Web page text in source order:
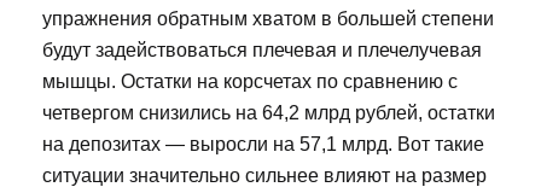
упражнения обратным хватом в большей степени
будут задействоваться плечевая и плечелучевая
мышцы. Остатки на корсчетах по сравнению с
четвергом снизились на 64,2 млрд рублей, остатки
на депозитах — выросли на 57,1 млрд. Вот такие
ситуации значительно сильнее влияют на размер